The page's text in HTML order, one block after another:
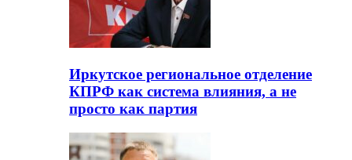
Иркутское региональное отделение
КПРФ как система влияния, а не
просто как партия